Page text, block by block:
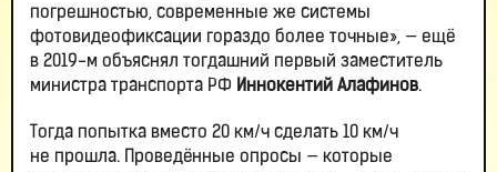
погрешностью, современные же системы
фотовидеофиксации гораздо более точные», — ещё
в 2019-м объяснял тогдашний первый заместитель
министра транспорта РФ Иннокентий Алафинов.
Тогда попытка вместо 20 км/ч сделать 10 км/ч
не прошла. Проведённые опросы — которые